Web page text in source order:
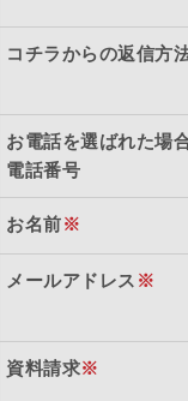
コチラからの返信方
お電話を選ばれた場
電話番号
お名前※
メールアドレス ※
資料請求※